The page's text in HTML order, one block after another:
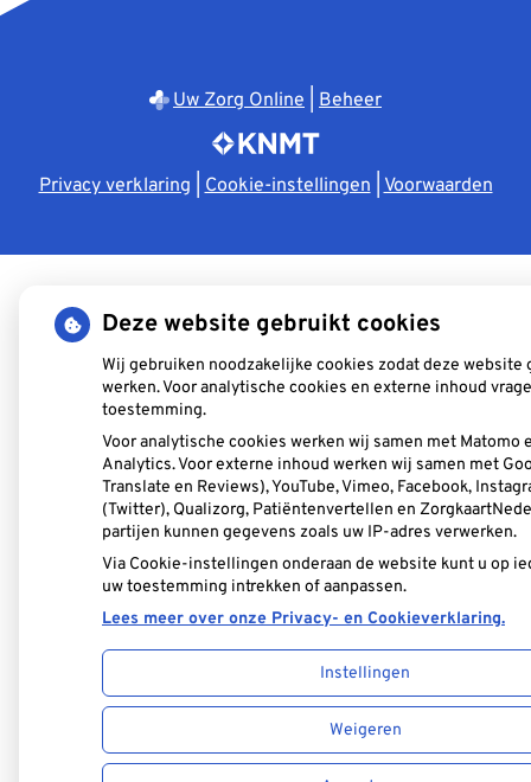
Uw Zorg Online Beheer
Privacy verklaring |Cookie-instellingen|Voorwaarden
Deze website gebruikt cookies
Wij gebruiken noodzakelijke cookies zodat deze website
werken. Voor analytische cookies en externe inhoud
toestemming.
Voor analytische cookies werken wij samen met Matomo
Analytics. Voor externe inhoud werken wij samen met
Translate en Reviews), YouTube, Vimeo, Facebook,
(Twitter), Qualizorg, Patiëntenvertellen en
partijen kunnen gegevens zoals uw IP-adres verwerken.
Via Cookie-instellingen onderaan de website kunt u op
uw toestemming intrekken of aanpassen.
Lees meer over onze Privacy- en Cookieverklaring.
Instellingen
Weigeren